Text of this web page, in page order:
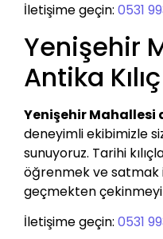
İletişime geçin: 0531
Yenişehir
Antika Kılıç
Yenişehir Mahallesi
deneyimli ekibimizle
sunuyoruz. Tarihi
öğrenmek ve satmak
geçmekten
İletişime geçin: 0531